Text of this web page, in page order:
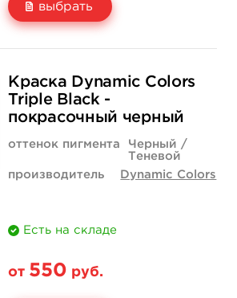
выбрать
850 руб.
купить
Краска Dynamic Colors
Triple Black -
покрасочный черный
оттенок пигмента
Черный /
Теневой
производитель
Dynamic Colors
Есть на складе
от 550 руб.